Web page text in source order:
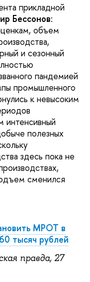
прикладной
Бессонов:
объем
и сезонный
пандемией
промышленного
к невысоким
интенсивный
полезных
здесь пока не
сменился
МРОТ в
тысяч рублей
правда, 27